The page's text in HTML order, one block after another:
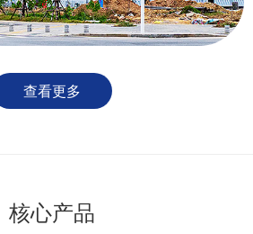
查看更多
核心产品